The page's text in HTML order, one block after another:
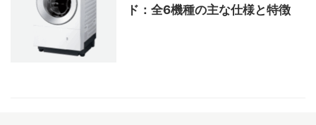
ド：全6機種の主な仕様と特徴